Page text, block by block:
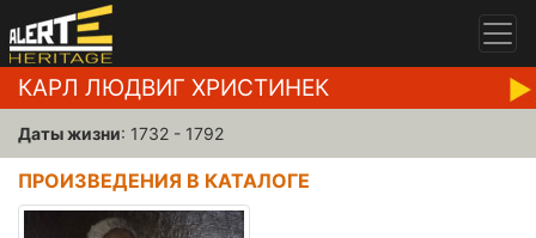
КАРЛ ЛЮДВИГ ХРИСТИНЕК
Даты жизни: 1732 - 1792
ПРОИЗВЕДЕНИЯ В КАТАЛОГЕ